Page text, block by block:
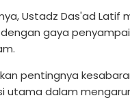
Ustadz Das'ad Latif
gaya
pentingnya
utama dalam